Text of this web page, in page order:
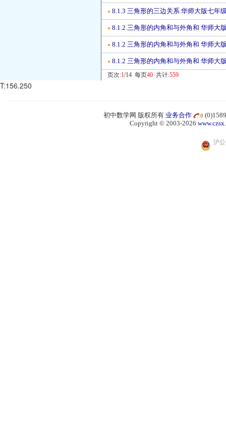
● 8.1.3 三角形的三边关系 华师大版七年
● 8.1.2 三角形的内角和与外角和 华师大
● 8.1.2 三角形的内角和与外角和 华师大
● 8.1.2 三角形的内角和与外角和 华师大
页次:1/14 每页40 共计:559
T:156.250
初中数学网 版权所有 业务合作
Copyright © 2003-2026
沪公